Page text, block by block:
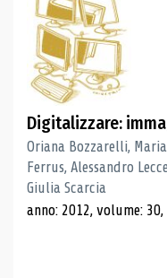
Digitalizzare:
Oriana Bozzarelli,
Ferrus, Alessandro
Giulia Scarcia
anno: 2012, volume: